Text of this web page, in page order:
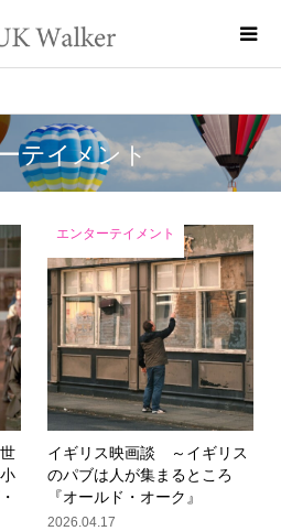
テイメント
エンターテイメント
イギリス映画談 ～イギリス
のパブは人が集まるところ
『オールド・オーク』
2026.04.17